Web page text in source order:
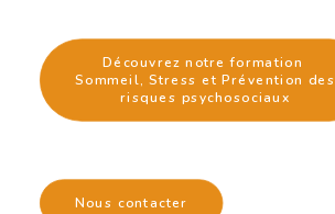
Découvrez notre formation
Sommeil, Stress et Prévention des
risques psychosociaux
Nous contacter